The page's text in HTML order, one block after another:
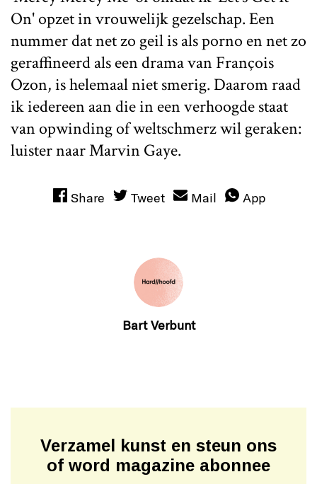
On' opzet in vrouwelijk gezelschap. Een
nummer dat net zo geil is als porno en net zo
geraffineerd als een drama van François
Ozon, is helemaal niet smerig. Daarom raad
ik iedereen aan die in een verhoogde staat
van opwinding of weltschmerz wil geraken:
luister naar Marvin Gaye.
Share Tweet Mail App
Bart Verbunt
Verzamel kunst en steun ons
of word magazine abonnee